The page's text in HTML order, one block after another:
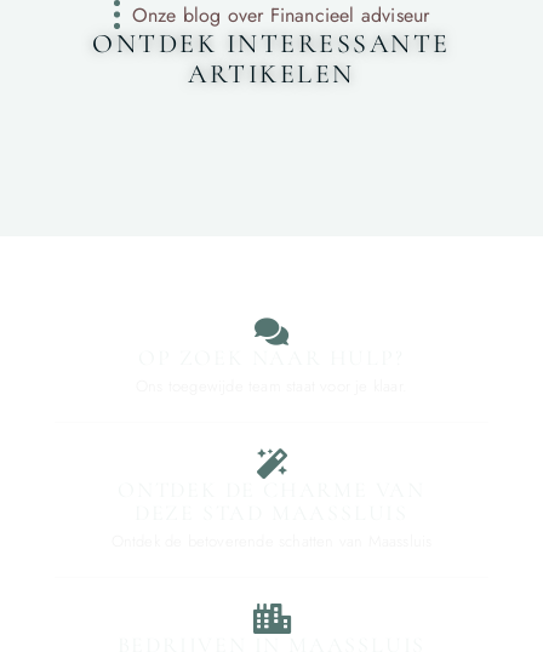
Onze blog over Financieel adviseur
ONTDEK INTERESSANTE
ARTIKELEN